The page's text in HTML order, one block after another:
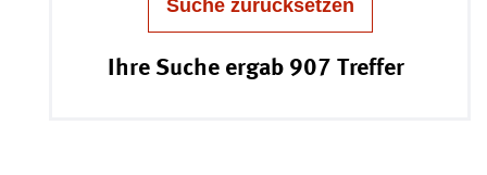
Suche zurücksetzen
Ihre Suche ergab 907 Treffer